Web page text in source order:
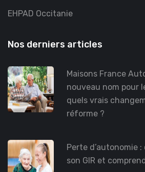
EHPAD Occitanie
Nos derniers articles
Maisons France
nouveau nom pour
quels vrais
réforme ?
Perte d’autonomie
son GIR et